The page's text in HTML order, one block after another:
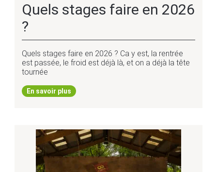
Quels stages faire en 2026
?
Quels stages faire en 2026 ? Ca y est, la rentrée
est passée, le froid est déjà là, et on a déjà la tête
tournée
En savoir plus